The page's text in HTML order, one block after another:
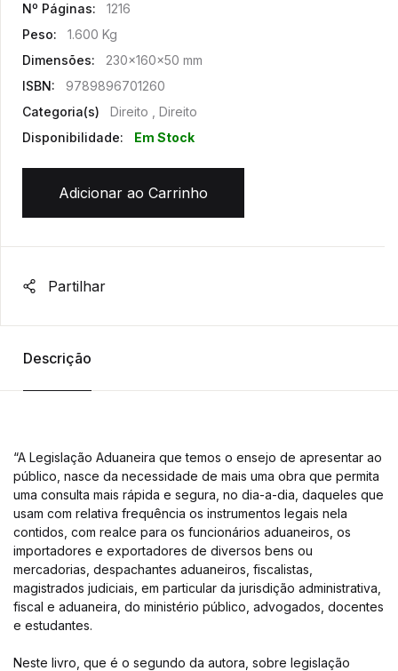
Nº Páginas:
1216
Peso:
1.600 Kg
Dimensões:
230x160x50 mm
ISBN:
9789896701260
Categoria(s)
Direito , Direito
Disponibilidade:
Em Stock
Adicionar ao Carrinho
Partilhar
Descrição
“A Legislação Aduaneira que temos o ensejo de apresentar ao
público, nasce da necessidade de mais uma obra que permita
uma consulta mais rápida e segura, no dia-a-dia, daqueles que
usam com relativa frequência os instrumentos legais nela
contidos, com realce para os funcionários aduaneiros, os
importadores e exportadores de diversos bens ou
mercadorias, despachantes aduaneiros, fiscalistas,
magistrados judiciais, em particular da jurisdição administrativa,
fiscal e aduaneira, do ministério público, advogados, docentes
e estudantes.
Neste livro, que é o segundo da autora, sobre legislação